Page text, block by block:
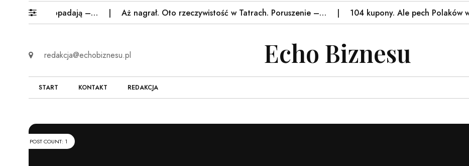
Ręce opadają –… Aż nagrał. Oto rzeczywistość w Tatrach. Poruszenie –… 104 kupony. Ale pech Polaków w
redakcja@echobiznesu.pl Echo Biznesu
START KONTAKT REDAKCJA
POST COUNT: 1